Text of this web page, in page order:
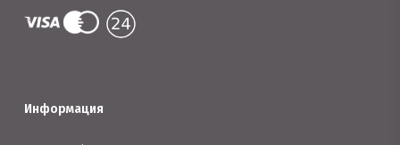
Информация